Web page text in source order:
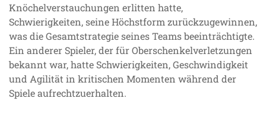
Knöchelverstauchungen erlitten hatte,
Schwierigkeiten, seine Höchstform zurückzugewinnen,
was die Gesamtstrategie seines Teams beeinträchtigte.
Ein anderer Spieler, der für Oberschenkelverletzungen
bekannt war, hatte Schwierigkeiten, Geschwindigkeit
und Agilität in kritischen Momenten während der
Spiele aufrechtzuerhalten.